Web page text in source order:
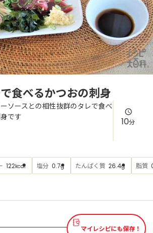
ツ
お問い合わせ
PARK とは
みょうが ゴーヤ
食べるかつおの刺身
ソースとの相性抜群のタレで食べ
です
10分
122kcal 塩分 0.7g たんぱく質 26.4g 脂質
マイレシピにも保存！